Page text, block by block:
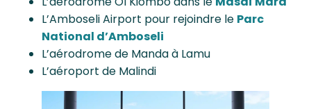
L’Amboseli Airport pour rejoindre le Parc
National d’Amboseli
L’aérodrome de Manda à Lamu
L’aéroport de Malindi